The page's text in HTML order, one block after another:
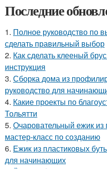
Последние
1. Полное руководство по
сделать правильный выбор
2. Как сделать клееный
инструкция
3. Сборка дома из
руководство для
4. Какие проекты по
Тольятти
5. Очаровательный ежик из
мастер-класс по созданию
6. Ежик из пластиковых
для начинающих